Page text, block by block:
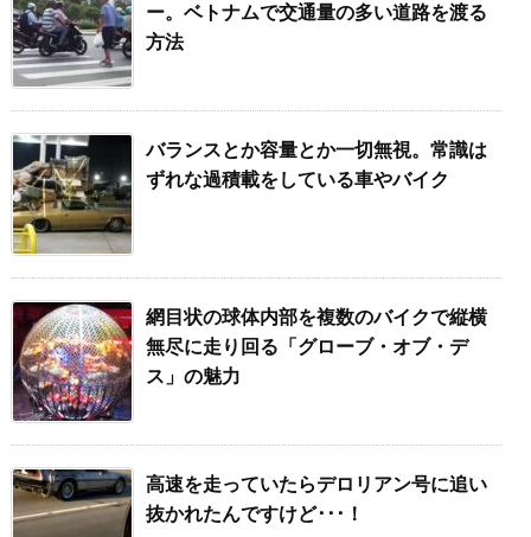
ー。ベトナムで交通量の多い道路を渡る
方法
バランスとか容量とか一切無視。常識は
ずれな過積載をしている車やバイク
網目状の球体内部を複数のバイクで縦横
無尽に走り回る「グローブ・オブ・デ
ス」の魅力
高速を走っていたらデロリアン号に追い
抜かれたんですけど･･･！